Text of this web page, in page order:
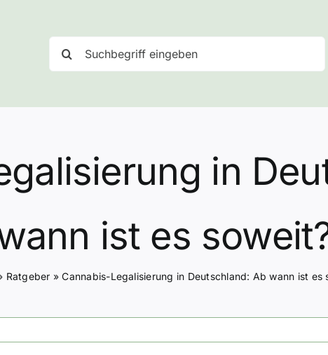
nach:
in
ist es
Ratgeber »Cannabis-Legalisierung in Deutschland: Ab wann ist es